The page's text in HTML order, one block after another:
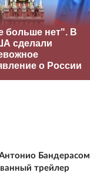
больше нет". В
сделали
о России
Бандерасом
трейлер